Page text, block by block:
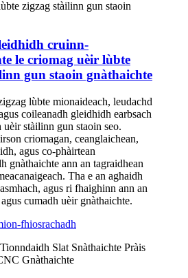
cruinn-
le criomag uèir lùbte
gun staoin gnàthaichte
lùbte mionaideach, leudachd
coileanadh gleidhidh earbsach
uèir stàilinn gun staoin seo.
criomagan, ceanglaichean,
agus co-phàirtean
gnàthaichte ann an tagraidhean
Tha e an aghaidh
agus ri fhaighinn ann an
cumadh uèir gnàthaichte.
fhiosrachadh